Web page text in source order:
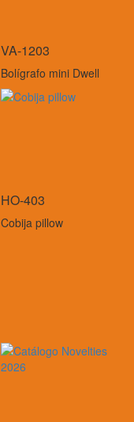
VA-1203
Bolígrafo mini Dwell
HO-403
Cobija pillow